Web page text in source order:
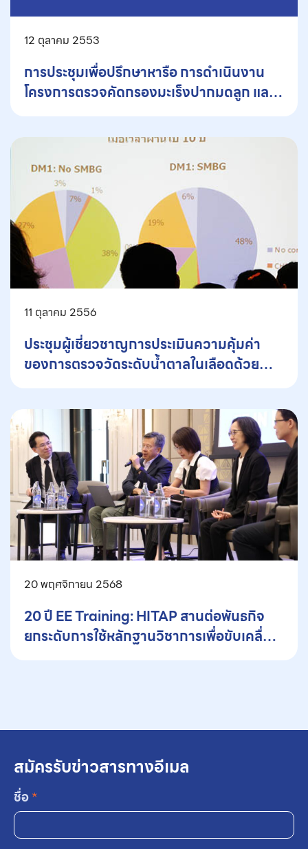
12 ตุลาคม 2553
การประชุมเพื่อปรึกษาหารือ การดำเนินงาน
โครงการตรวจคัดกรองมะเร็งปากมดลูก และ
11 ตุลาคม 2556
ประชุมผู้เชี่ยวชาญการประเมินความคุ้มค่า
ของการตรวจวัดระดับน้ำตาลในเลือดด้วย
20 พฤศจิกายน 2568
20 ปี EE Training: HITAP สานต่อพันธกิจ
ยกระดับการใช้หลักฐานวิชาการเพื่อขับเคลื่อน
สมัครรับข่าวสารทางอีเมล
ชื่อ*